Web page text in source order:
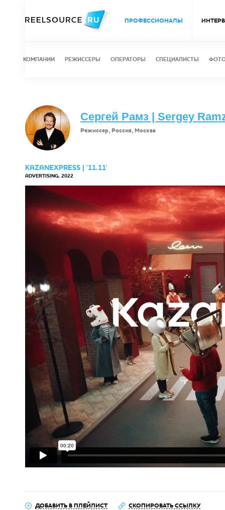
ПРОФЕССИОНАЛЫ
КОМПАНИИ РЕЖИССЕРЫ ОПЕРАТОРЫ СПЕЦИАЛИСТЫ
Сергей Рамз | Sergey
Режиссер, Россия, Москва
KAZANEXPRESS | '11.11'
ADVERTISING, 2022
ДОБАВИТЬ В ПЛЕЙЛИСТ СКОПИРОВАТЬ ССЫЛКУ